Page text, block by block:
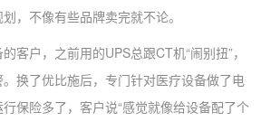
，不像有些品牌卖完就不论。
户，之前用的UPS总跟CT机“闹别扭”，
换了优比施后，专门针对医疗设备做了电
保险多了，客户说“感觉就像给设备配了个